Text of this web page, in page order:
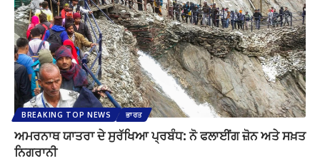
BREAKING TOP NEWS ਭਾਰਤ
ਅਮਰਨਾਥ ਯਾਤਰਾ ਦੇ ਸੁਰੱਖਿਆ ਪ੍ਰਬੰਧ: ਨੋ ਫਲਾਈਂਗ ਜ਼ੋਨ ਅਤੇ ਸਖ਼ਤ
ਨਿਗਰਾਨੀ